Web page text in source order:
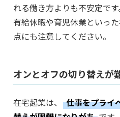
れる働き方よりも不安定です
有給休暇や育児休業といっ
点にも注意してください。
オンとオフの切り替えが
在宅起業は、
仕事をプライ